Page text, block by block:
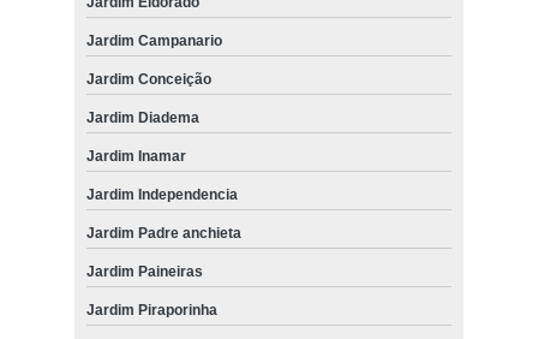
Jardim Campanario
Jardim Conceição
Jardim Diadema
Jardim Inamar
Jardim Independencia
Jardim Padre anchieta
Jardim Paineiras
Jardim Piraporinha